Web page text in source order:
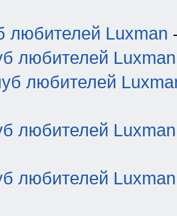
любителей Luxman
любителей Luxman
любителей
любителей Luxman
любителей Luxman